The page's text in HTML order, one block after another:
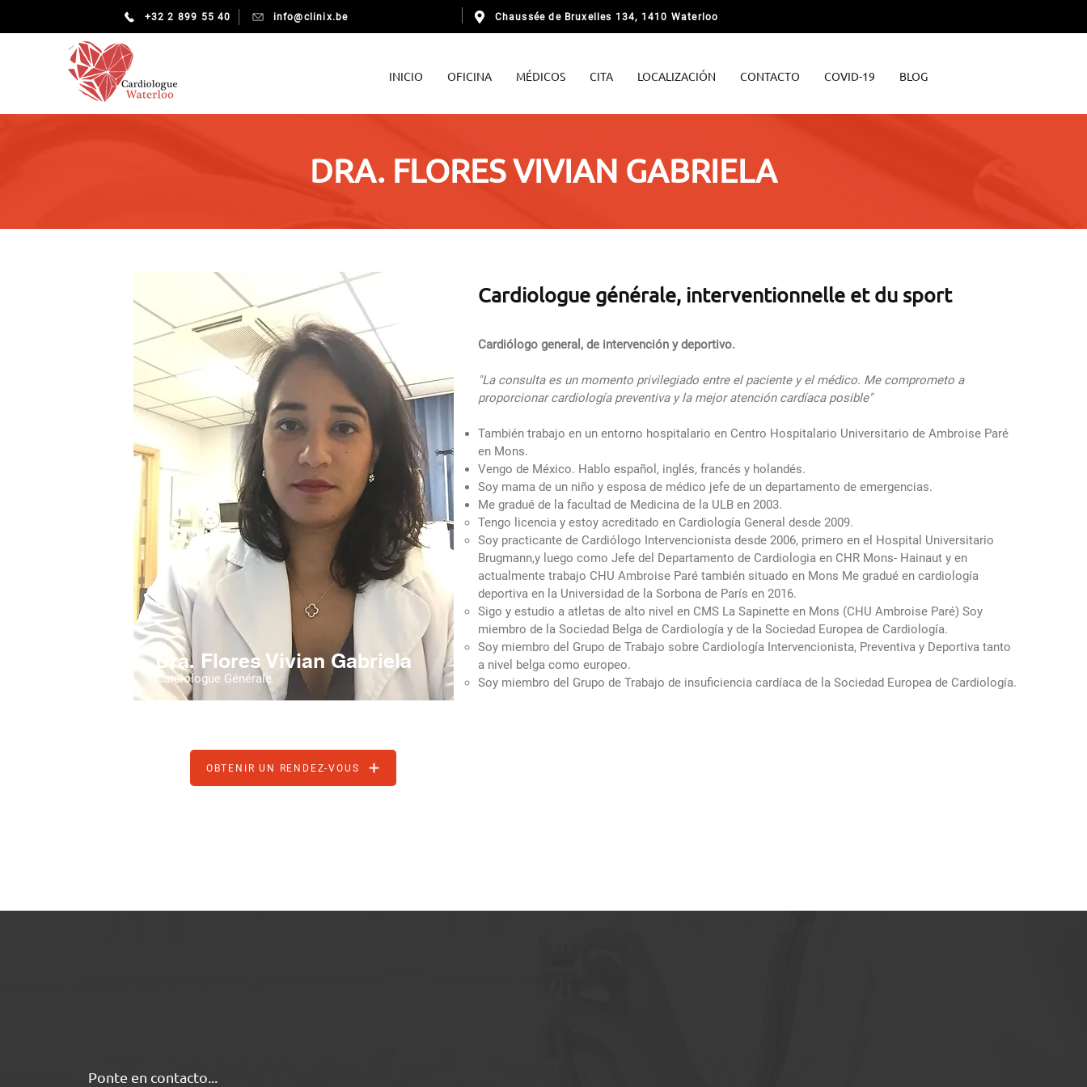
+32 2 899 55 40 info@clinix.be Chaussée de Bruxelles 134, 1410 Waterloo
INICIO OFICINA MÉDICOS CITA LOCALIZACIÓN CONTACTO COVID-19 BLOG
DRA. FLORES VIVIAN GABRIELA
Dra. Flores Vivian Gabriela
Cardiologue Générale
OBTENIR UN RENDEZ-VOUS
Cardiologue générale, interventionnelle et du sport
Cardiólogo general, de intervención y deportivo.
"La consulta es un momento privilegiado entre el paciente y el médico. Me comprometo a
proporcionar cardiología preventiva y la mejor atención cardíaca posible"
También trabajo en un entorno hospitalario en Centro Hospitalario Universitario de Ambroise Paré
en Mons.
Vengo de México. Hablo español, inglés, francés y holandés.
Soy mama de un niño y esposa de médico jefe de un departamento de emergencias.
Me gradué de la facultad de Medicina de la ULB en 2003.
Tengo licencia y estoy acreditado en Cardiología General desde 2009.
Soy practicante de Cardiólogo Intervencionista desde 2006, primero en el Hospital Universitario
Brugmann,y luego como Jefe del Departamento de Cardiologia en CHR Mons- Hainaut y en
actualmente trabajo CHU Ambroise Paré también situado en Mons Me gradué en cardiología
deportiva en la Universidad de la Sorbona de París en 2016.
Sigo y estudio a atletas de alto nivel en CMS La Sapinette en Mons (CHU Ambroise Paré) Soy
miembro de la Sociedad Belga de Cardiología y de la Sociedad Europea de Cardiología.
Soy miembro del Grupo de Trabajo sobre Cardiología Intervencionista, Preventiva y Deportiva tanto
a nivel belga como europeo.
Soy miembro del Grupo de Trabajo de insuficiencia cardíaca de la Sociedad Europea de Cardiología.
Ponte en contacto...